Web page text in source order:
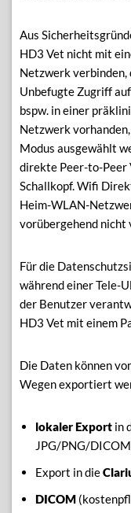
Aus
HD3 Vet nicht mit
Netzwerk verbinden,
Unbefugte Zugriff
bspw. in einer
Netzwerk
Modus ausgewählt
direkte Peer-to-Peer
Schallkopf. Wifi
Heim-WLAN-
vorübergehend nicht
Für die
während einer Tele-
der Benutzer
HD3 Vet mit einem
Die Daten können
Wegen exportiert
lokaler Exportin
JPG/PNG/
Export in die
DICOM